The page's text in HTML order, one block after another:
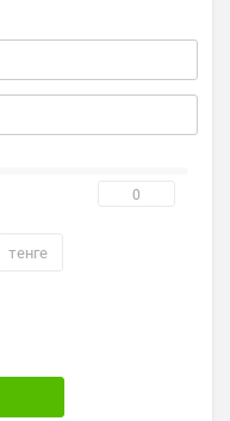
тенге